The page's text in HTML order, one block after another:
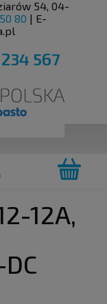
54, 04-
80 | E-
567
12A,